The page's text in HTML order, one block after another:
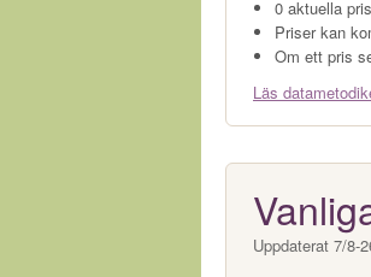
0 aktuella
Priser kan
Om ett pris
Läs
Uppdaterat 7/8-